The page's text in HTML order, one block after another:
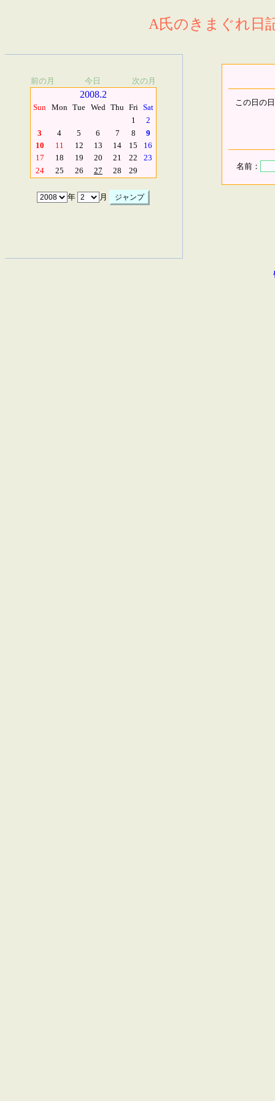
A氏のきまぐれ日
前の月 今日 次の月
2008.2
Sun Mon Tue Wed Thu Fri Sat
1
2
3
4 5 6 7 8
9
10
11 12 13 14 15
16
17
18 19 20 21 22
23
24
25 26 27 28 29
年 月
この日の
名前：